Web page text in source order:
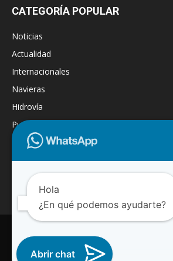
CATEGORÍA POPULAR
Noticias
Actualidad
Internacionales
Navieras
Hidrovía
Puertos
Economía
Nacionales
Dragado
LOGISTICA
INTERNACIONAL
Hola
¿En qué podemos ayudarte?
Abrir chat